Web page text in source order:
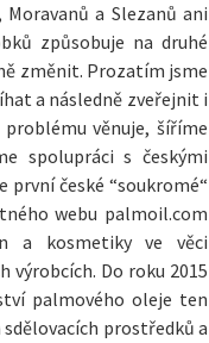
a Slezanů ani
způsobuje na druhé
změnit. Prozatím jsme
a následně zveřejnit i
věnuje, šíříme
spolupráci s českými
první české “soukromé“
webu palmoil.com
a kosmetiky ve věci
Do roku 2015
palmového oleje ten
prostředků a